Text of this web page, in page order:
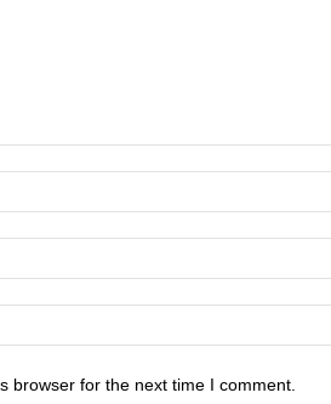
browser for the next time I comment.